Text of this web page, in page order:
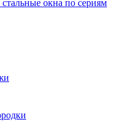
окна по сериям